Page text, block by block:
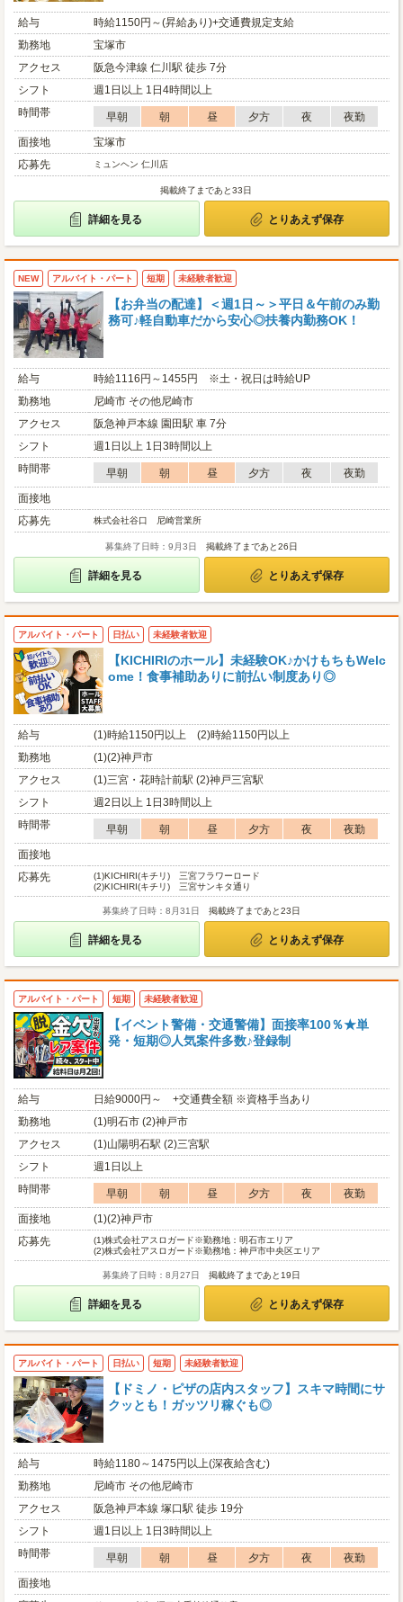
給与
時給1150円～(昇給あり)+交通費規定支給
勤務地
宝塚市
アクセス
阪急今津線 仁川駅 徒歩 7分
シフト
週1日以上 1日4時間以上
時間帯
早朝 朝 昼 夕方 夜
夜勤
面接地
宝塚市
応募先
ミュンヘン 仁川店
掲載終了まであと33日
詳細を見る とりあえず保存
NEW アルバイト・パート 短期 未経験者歓迎
【お弁当の配達】＜週1日～＞平日＆午前のみ勤
務可♪軽自動車だから安心◎扶養内勤務OK！
給与
時給1116円～1455円 ※土・祝日は時給UP
勤務地
尼崎市 その他尼崎市
アクセス
阪急神戸本線 園田駅 車 7分
シフト
週1日以上 1日3時間以上
時間帯
早朝 朝 昼 夕方 夜
夜勤
面接地
応募先
株式会社谷口 尼崎営業所
募集終了日時：9月3日 掲載終了まであと26日
詳細を見る とりあえず保存
アルバイト・パート 日払い 未経験者歓迎
【KICHIRIのホール】未経験OK♪かけもちもWelc
ome！食事補助ありに前払い制度あり◎
給与
(1)時給1150円以上 (2)時給1150円以上
勤務地
(1)(2)神戸市
アクセス
(1)三宮・花時計前駅 (2)神戸三宮駅
シフト
週2日以上 1日3時間以上
時間帯
早朝 朝 昼 夕方 夜
夜勤
面接地
応募先
(1)KICHIRI(キチリ) 三宮フラワーロード
(2)KICHIRI(キチリ) 三宮サンキタ通り
募集終了日時：8月31日 掲載終了まであと23日
詳細を見る とりあえず保存
アルバイト・パート 短期 未経験者歓迎
【イベント警備・交通警備】面接率100％★単
発・短期◎人気案件多数♪登録制
給与
日給9000円～ +交通費全額 ※資格手当あり
勤務地
(1)明石市 (2)神戸市
アクセス
(1)山陽明石駅 (2)三宮駅
シフト
週1日以上
時間帯
早朝 朝 昼 夕方 夜
夜勤
面接地
(1)(2)神戸市
応募先
(1)株式会社アスロガード※勤務地：明石市エリア
(2)株式会社アスロガード※勤務地：神戸市中央区エリア
募集終了日時：8月27日 掲載終了まであと19日
詳細を見る とりあえず保存
アルバイト・パート 日払い 短期 未経験者歓迎
【ドミノ・ピザの店内スタッフ】スキマ時間にサ
クッとも！ガッツリ稼ぐも◎
給与
時給1180～1475円以上(深夜給含む)
勤務地
尼崎市 その他尼崎市
アクセス
阪急神戸本線 塚口駅 徒歩 19分
シフト
週1日以上 1日3時間以上
時間帯
早朝 朝 昼 夕方 夜
夜勤
面接地